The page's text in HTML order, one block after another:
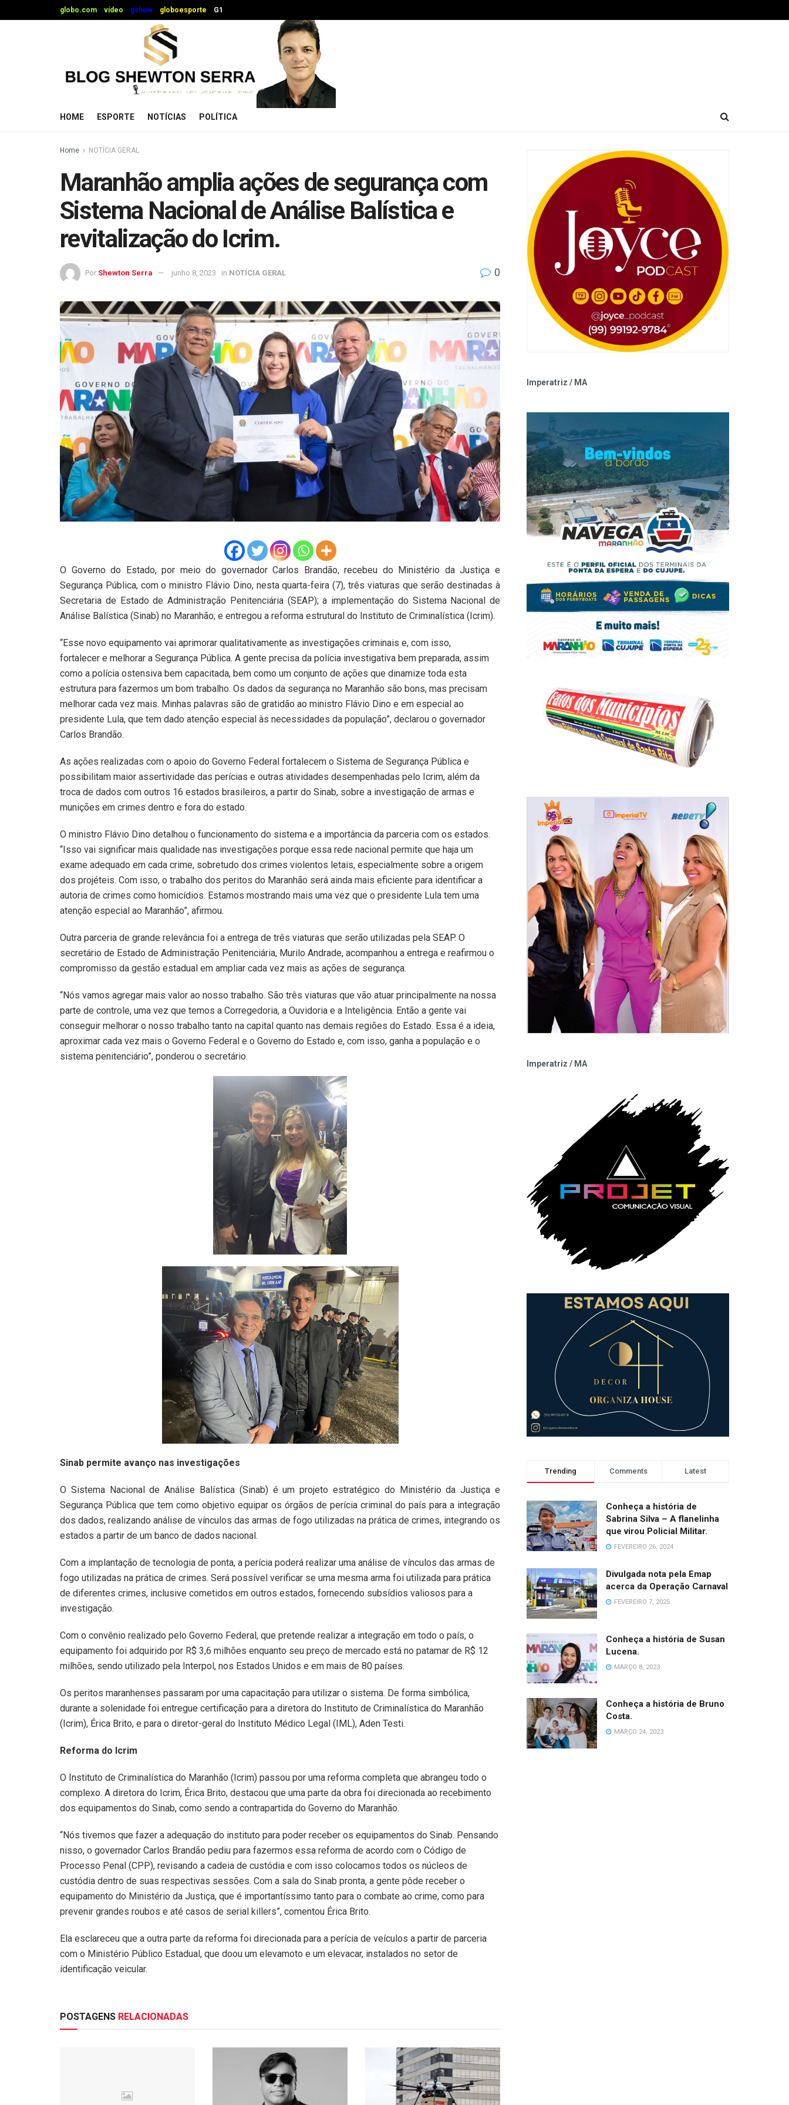
globo.com vídeo gshow globoesporte G1
HOME ESPORTE NOTÍCIAS POLÍTICA
Home NOTÍCIA GERAL
Maranhão amplia ações de segurança com
Sistema Nacional de Análise Balística e
revitalização do Icrim.
Por Shewton Serra junho 8, 2023 in NOTÍCIA GERAL 0
O Governo do Estado, por meio do governador Carlos Brandão, recebeu do Ministério da Justiça e
Segurança Pública, com o ministro Flávio Dino, nesta quarta-feira (7), três viaturas que serão destinadas à
Secretaria de Estado de Administração Penitenciária (SEAP); a implementação do Sistema Nacional de
Análise Balística (Sinab) no Maranhão; e entregou a reforma estrutural do Instituto de Criminalística (Icrim).
“Esse novo equipamento vai aprimorar qualitativamente as investigações criminais e, com isso,
fortalecer e melhorar a Segurança Pública. A gente precisa da polícia investigativa bem preparada, assim
como a polícia ostensiva bem capacitada, bem como um conjunto de ações que dinamize toda esta
estrutura para fazermos um bom trabalho. Os dados da segurança no Maranhão são bons, mas precisam
melhorar cada vez mais. Minhas palavras são de gratidão ao ministro Flávio Dino e em especial ao
presidente Lula, que tem dado atenção especial às necessidades da população”, declarou o governador
Carlos Brandão.
As ações realizadas com o apoio do Governo Federal fortalecem o Sistema de Segurança Pública e
possibilitam maior assertividade das perícias e outras atividades desempenhadas pelo Icrim, além da
troca de dados com outros 16 estados brasileiros, a partir do Sinab, sobre a investigação de armas e
munições em crimes dentro e fora do estado.
O ministro Flávio Dino detalhou o funcionamento do sistema e a importância da parceria com os estados.
“Isso vai significar mais qualidade nas investigações porque essa rede nacional permite que haja um
exame adequado em cada crime, sobretudo dos crimes violentos letais, especialmente sobre a origem
dos projéteis. Com isso, o trabalho dos peritos do Maranhão será ainda mais eficiente para identificar a
autoria de crimes como homicídios. Estamos mostrando mais uma vez que o presidente Lula tem uma
atenção especial ao Maranhão”, afirmou.
Outra parceria de grande relevância foi a entrega de três viaturas que serão utilizadas pela SEAP. O
secretário de Estado de Administração Penitenciária, Murilo Andrade, acompanhou a entrega e reafirmou o
compromisso da gestão estadual em ampliar cada vez mais as ações de segurança.
“Nós vamos agregar mais valor ao nosso trabalho. São três viaturas que vão atuar principalmente na nossa
parte de controle, uma vez que temos a Corregedoria, a Ouvidoria e a Inteligência. Então a gente vai
conseguir melhorar o nosso trabalho tanto na capital quanto nas demais regiões do Estado. Essa é a ideia,
aproximar cada vez mais o Governo Federal e o Governo do Estado e, com isso, ganha a população e o
sistema penitenciário”, ponderou o secretário.
Sinab permite avanço nas investigações
O Sistema Nacional de Análise Balística (Sinab) é um projeto estratégico do Ministério da Justiça e
Segurança Pública que tem como objetivo equipar os órgãos de perícia criminal do país para a integração
dos dados, realizando análise de vínculos das armas de fogo utilizadas na prática de crimes, integrando os
estados a partir de um banco de dados nacional.
Com a implantação de tecnologia de ponta, a perícia poderá realizar uma análise de vínculos das armas de
fogo utilizadas na prática de crimes. Será possível verificar se uma mesma arma foi utilizada para prática
de diferentes crimes, inclusive cometidos em outros estados, fornecendo subsídios valiosos para a
investigação.
Com o convênio realizado pelo Governo Federal, que pretende realizar a integração em todo o país, o
equipamento foi adquirido por R$ 3,6 milhões enquanto seu preço de mercado está no patamar de R$ 12
milhões, sendo utilizado pela Interpol, nos Estados Unidos e em mais de 80 países.
Os peritos maranhenses passaram por uma capacitação para utilizar o sistema. De forma simbólica,
durante a solenidade foi entregue certificação para a diretora do Instituto de Criminalística do Maranhão
(Icrim), Érica Brito, e para o diretor-geral do Instituto Médico Legal (IML), Aden Testi.
Reforma do Icrim
O Instituto de Criminalística do Maranhão (Icrim) passou por uma reforma completa que abrangeu todo o
complexo. A diretora do Icrim, Érica Brito, destacou que uma parte da obra foi direcionada ao recebimento
dos equipamentos do Sinab, como sendo a contrapartida do Governo do Maranhão.
“Nós tivemos que fazer a adequação do instituto para poder receber os equipamentos do Sinab. Pensando
nisso, o governador Carlos Brandão pediu para fazermos essa reforma de acordo com o Código de
Processo Penal (CPP), revisando a cadeia de custódia e com isso colocamos todos os núcleos de
custódia dentro de suas respectivas sessões. Com a sala do Sinab pronta, a gente pôde receber o
equipamento do Ministério da Justiça, que é importantíssimo tanto para o combate ao crime, como para
prevenir grandes roubos e até casos de serial killers”, comentou Érica Brito.
Ela esclareceu que a outra parte da reforma foi direcionada para a perícia de veículos a partir de parceria
com o Ministério Público Estadual, que doou um elevamoto e um elevacar, instalados no setor de
identificação veicular.
POSTAGENS RELACIONADAS
Imperatriz / MA
Imperatriz / MA
Trending Comments Latest
Conheça a história de
Sabrina Silva – A flanelinha
que virou Policial Militar.
FEVEREIRO 26, 2024
Divulgada nota pela Emap
acerca da Operação Carnaval
FEVEREIRO 7, 2025
Conheça a história de Susan
Lucena.
MARÇO 8, 2023
Conheça a história de Bruno
Costa.
MARÇO 24, 2023